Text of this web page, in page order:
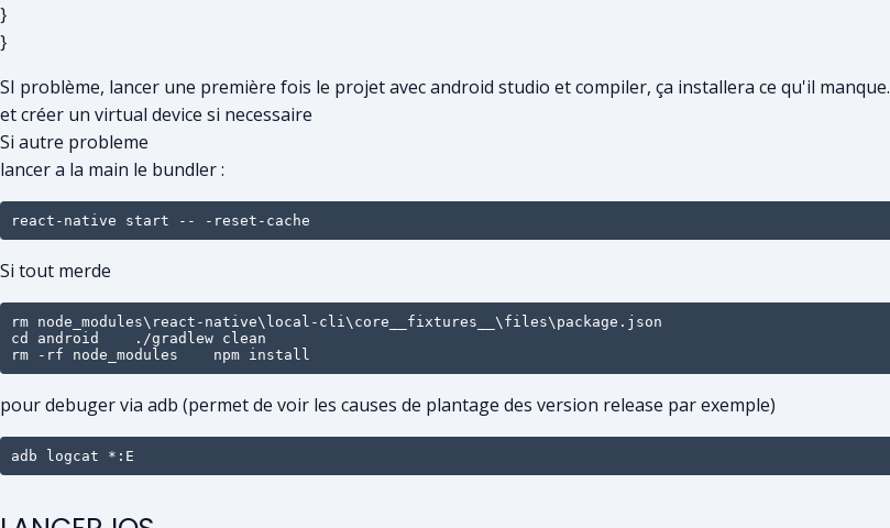
}
}
SI problème, lancer une première fois le projet avec android studio et compiler, ça installera ce qu'il manque.
et créer un virtual device si necessaire
Si autre probleme
lancer a la main le bundler :
react-native start -- -reset-cache
Si tout merde
rm node_modules\react-native\local-cli\core__fixtures__\files\package.json
cd android    ./gradlew clean
rm -rf node_modules    npm install
pour debuger via adb (permet de voir les causes de plantage des version release par exemple)
adb logcat *:E